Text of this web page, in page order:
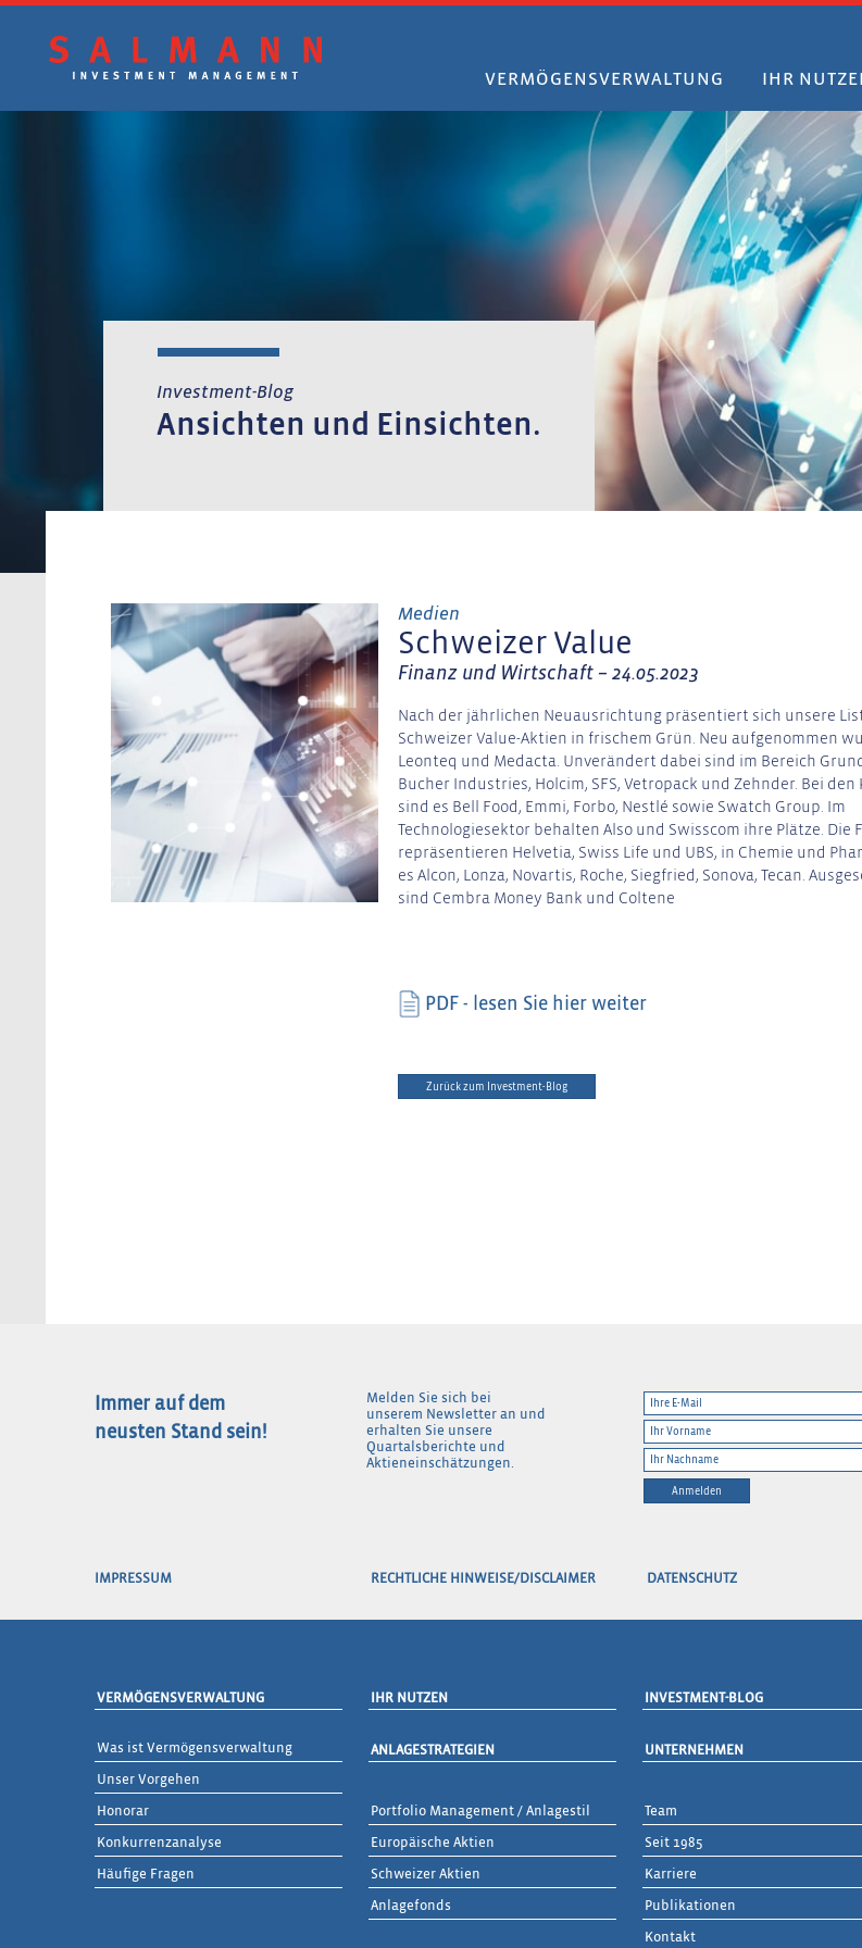
Inhalt
springen
VERMÖGENSVERWALTUNG IHR
Investment-Blog
Ansichten und Einsichten.
Medien
Schweizer Value
Finanz und Wirtschaft – 24.05.2023
Nach der jährlichen Neuausrichtung präsentiert sich unsere
Schweizer Value-Aktien in frischem Grün. Neu aufgenommen
Leonteq und Medacta. Unverändert dabei sind im Bereich
Bucher Industries, Holcim, SFS, Vetropack und Zehnder. Bei
sind es Bell Food, Emmi, Forbo, Nestlé sowie Swatch Group. Im
Technologiesektor behalten Also und Swisscom ihre Plätze. Die
repräsentieren Helvetia, Swiss Life und UBS, in Chemie und
es Alcon, Lonza, Novartis, Roche, Siegfried, Sonova, Tecan.
sind Cembra Money Bank und Coltene
PDF - lesen Sie hier weiter
Zurück zum Investment-Blog
Immer auf dem
neusten Stand sein!
Melden Sie sich bei
unserem Newsletter an und
erhalten Sie unsere
Quartalsberichte und
Aktieneinschätzungen.
Anmelden
IMPRESSUM RECHTLICHE HINWEISE/DISCLAIMER DATENSCHUTZ
VERMÖGENSVERWALTUNG
Was ist Vermögensverwaltung
Unser Vorgehen
Honorar
Konkurrenzanalyse
Häufige Fragen
IHR NUTZEN
ANLAGESTRATEGIEN
Portfolio Management / Anlagestil
Europäische Aktien
Schweizer Aktien
Anlagefonds
INVESTMENT-BLOG
UNTERNEHMEN
Team
Seit 1985
Karriere
Publikationen
Kontakt